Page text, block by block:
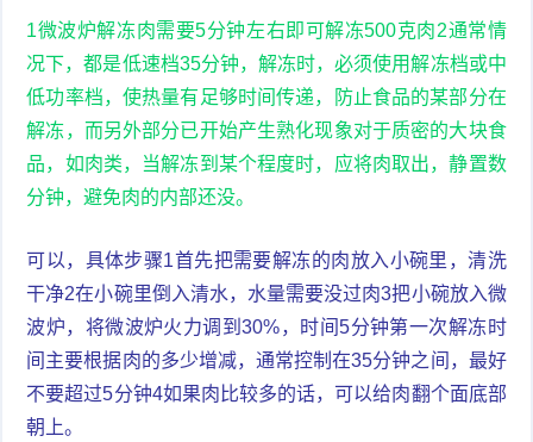
1微波炉解冻肉需要5分钟左右即可解冻500克肉2通常情
况下，都是低速档35分钟，解冻时，必须使用解冻档或中
低功率档，使热量有足够时间传递，防止食品的某部分在
解冻，而另外部分已开始产生熟化现象对于质密的大块食
品，如肉类，当解冻到某个程度时，应将肉取出，静置数
分钟，避免肉的内部还没。
可以，具体步骤1首先把需要解冻的肉放入小碗里，清洗
干净2在小碗里倒入清水，水量需要没过肉3把小碗放入微
波炉，将微波炉火力调到30%，时间5分钟第一次解冻时
间主要根据肉的多少增减，通常控制在35分钟之间，最好
不要超过5分钟4如果肉比较多的话，可以给肉翻个面底部
朝上。